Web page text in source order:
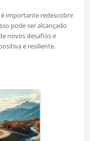
importante redescobrir
pode ser alcançado
novos desafios e
e resiliente.